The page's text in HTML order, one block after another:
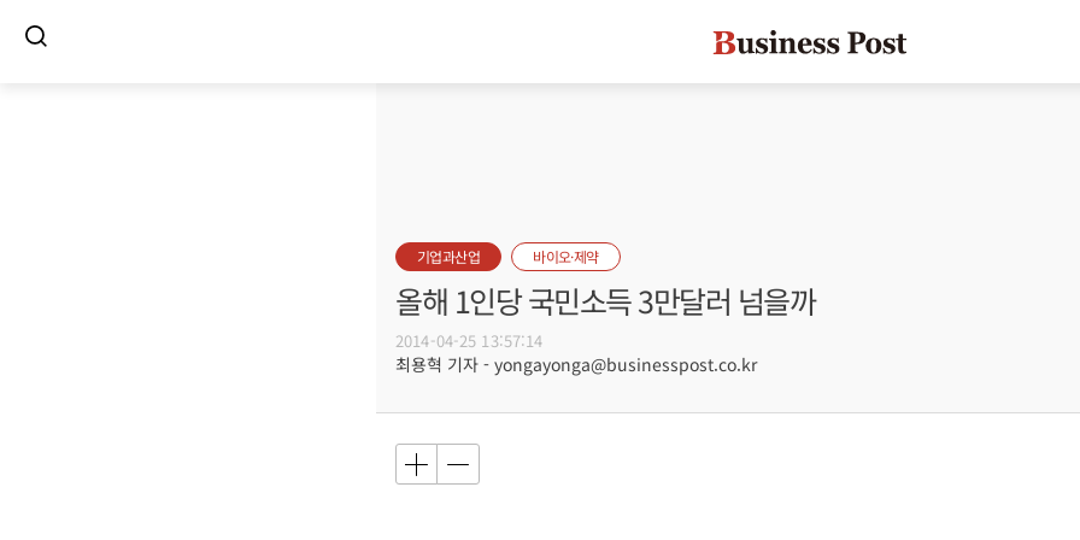
기업과산업 바이오·제약
올해 1인당 국민소득 3만달러 넘을까
2014-04-25 13:57:14
최용혁 기자 - yongayonga@businesspost.co.kr